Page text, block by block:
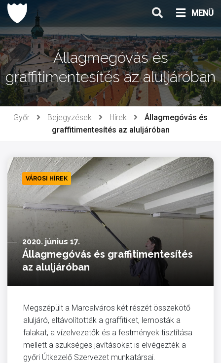
Ugrás
tartalomhoz
MENÜ
Állagmegóvás és
graffitimentesítés az aluljáróban
Győr Bejegyzések Hírek
Állagmegóvás és
graffitimentesítés az aluljáróban
VÁROSI HÍREK
2020. június 17.
Állagmegóvás és graffitimentesítés
az aluljáróban
Megszépült a Marcalváros két részét összekötő
aluljáró, eltávolították a graffitiket, lemosták a
falakat, a vízelvezetők és a festmények tisztítása
mellett a szükséges javításokat is elvégezték a
győri Útkezelő Szervezet munkatársai.